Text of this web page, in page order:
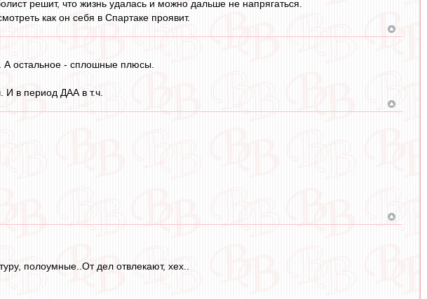
решит, что жизнь удалась и можно дальше не напрягаться.
как он себя в Спартаке проявит.
А остальное - сплошные плюсы.
И в период ДАА в т.ч.
полоумные..От дел отвлекают, хех..